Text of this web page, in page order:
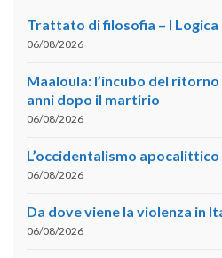
Trattato di filosofia – I Logica
06/08/2026
Maaloula: l’incubo del
anni dopo il martirio
06/08/2026
L’occidentalismo
06/08/2026
Da dove viene la violenza in
06/08/2026